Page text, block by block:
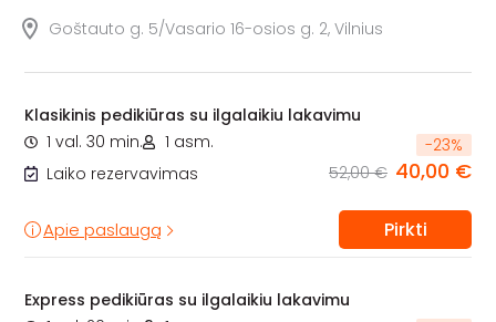
Goštauto g. 5/Vasario 16-osios g. 2, Vilnius
Klasikinis pedikiūras su ilgalaikiu lakavimu
1 val. 30 min.
1 asm.
Laiko rezervavimas
-23%
52,00 € 40,00 €
Apie paslaugą Pirkti
Express pedikiūras su ilgalaikiu lakavimu